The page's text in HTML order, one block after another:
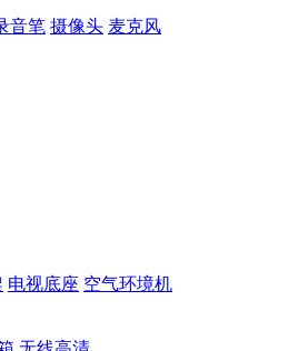
音笔 摄像头 麦克风
电视底座 空气环境机